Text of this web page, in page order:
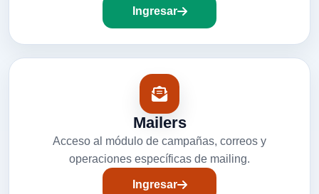
Ingresar
Mailers
Acceso al módulo de campañas, correos y
operaciones específicas de mailing.
Ingresar